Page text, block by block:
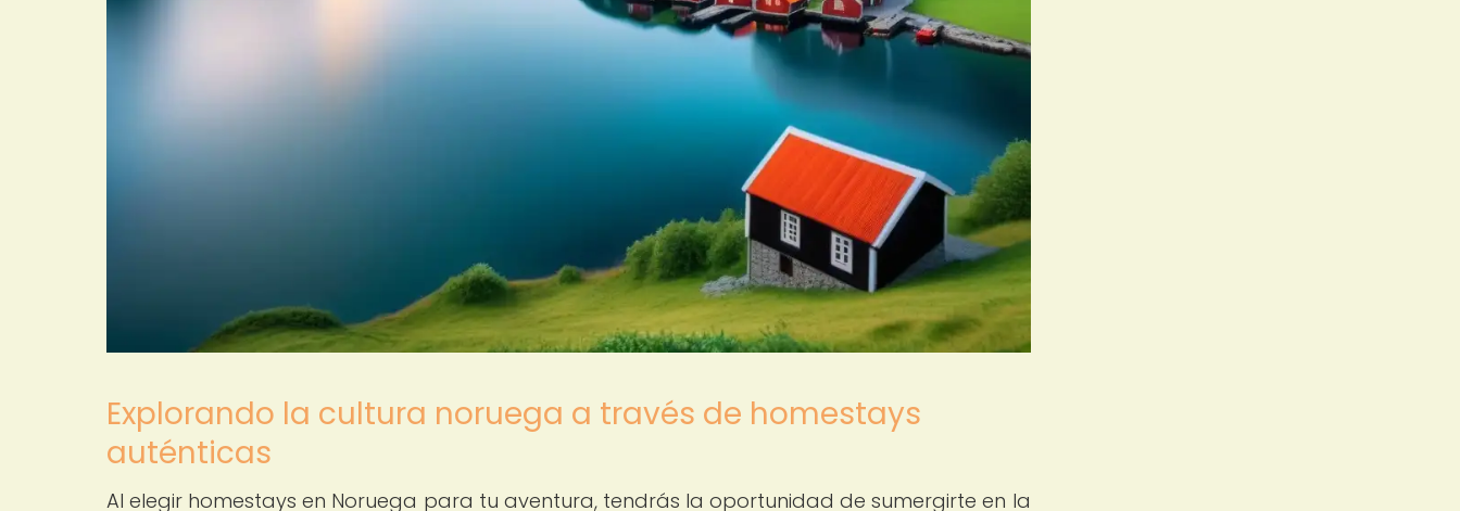
Explorando la cultura noruega a través de homestays
auténticas
Al elegir homestays en Noruega para tu aventura, tendrás la oportunidad de sumergirte en la